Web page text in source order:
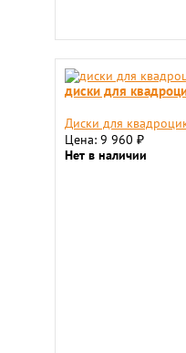
диски для
Диски для
Цена: 9 960 ₽
Нет в наличии